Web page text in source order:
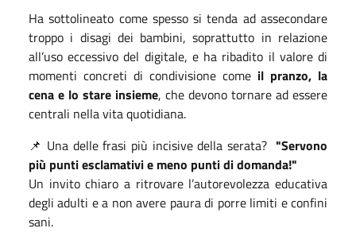
Ha sottolineato come spesso si tenda ad assecondare
troppo i disagi dei bambini, soprattutto in relazione
all’uso eccessivo del digitale, e ha ribadito il valore di
momenti concreti di condivisione come il pranzo, la
cena e lo stare insieme, che devono tornare ad essere
centrali nella vita quotidiana.
📌 Una delle frasi più incisive della serata? "Servono
più punti esclamativi e meno punti di domanda!"
Un invito chiaro a ritrovare l’autorevolezza educativa
degli adulti e a non avere paura di porre limiti e confini
sani.